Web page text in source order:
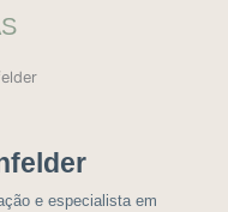
e especialista em